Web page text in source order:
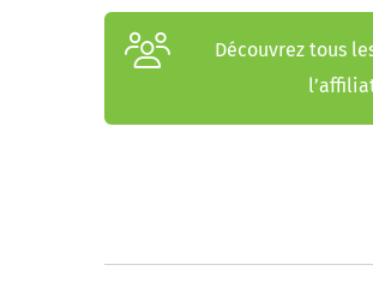
Découvrez tous